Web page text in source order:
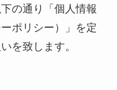
の通り「個人情報
ポリシー）」を定
を致します。